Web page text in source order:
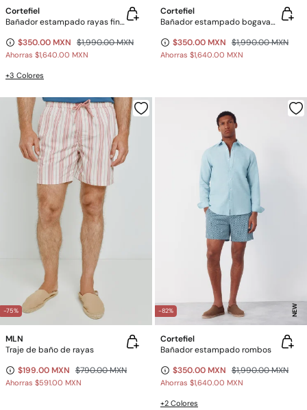
Cortefiel
Bañador estampado rayas finas
$350.00 MXN $1,990.00 MXN
Ahorras $1,640.00 MXN
+3 Colores
Cortefiel
Bañador estampado bogavantes grandes
$350.00 MXN $1,990.00 MXN
Ahorras $1,640.00 MXN
-75%
MLN
Traje de baño de rayas
$199.00 MXN $790.00 MXN
Ahorras $591.00 MXN
-82% NEW
Cortefiel
Bañador estampado rombos
$350.00 MXN $1,990.00 MXN
Ahorras $1,640.00 MXN
+2 Colores